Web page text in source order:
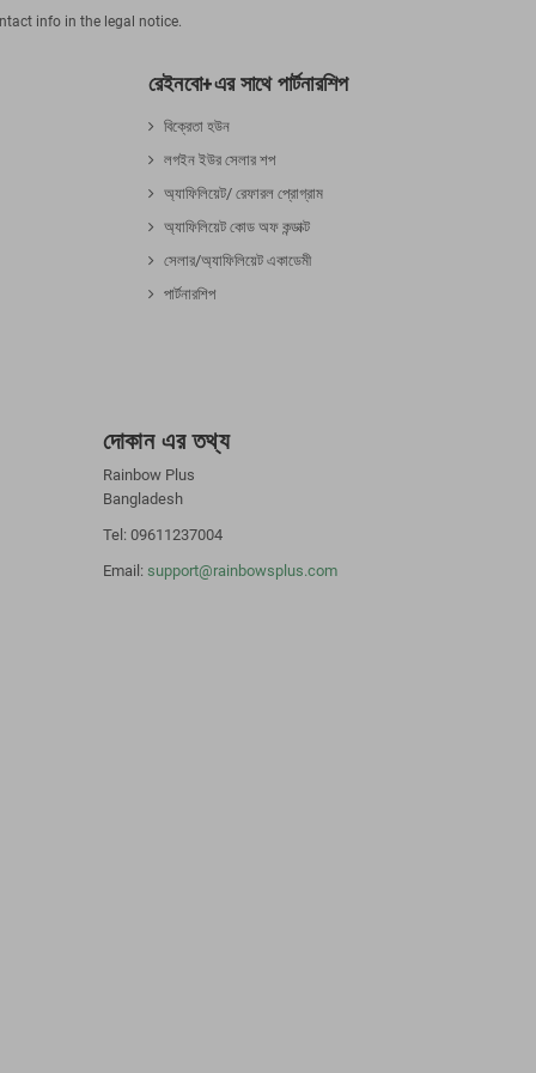
info in the legal notice.
রেইনবো+এর সাথে পার্টনারশিপ
বিক্রেতা হউন
লগইন ইউর সেলার শপ
অ্যাফিলিয়েট/ রেফারল প্রোগ্রাম
অ্যাফিলিয়েট কোড অফ কন্ডাক্ট
সেলার/অ্যাফিলিয়েট একাডেমী
পার্টনারশিপ
দোকান এর তথ্য
Rainbow Plus
Bangladesh
Tel: 09611237004
Email: support@rainbowsplus.com